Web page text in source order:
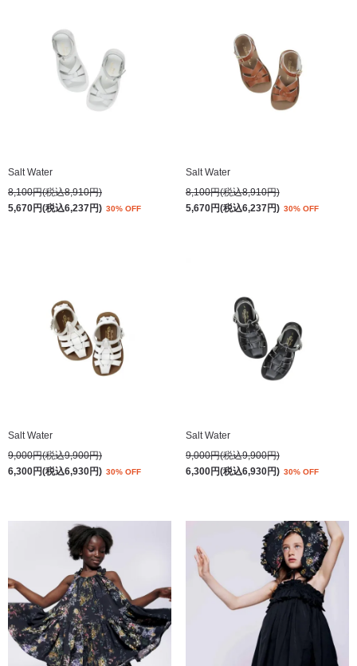
Salt Water
8,100円(税込8,910円)
5,670円(税込6,237円) 30% OFF
Salt Water
8,100円(税込8,910円)
5,670円(税込6,237円) 30% OFF
Salt Water
9,000円(税込9,900円)
6,300円(税込6,930円) 30% OFF
Salt Water
9,000円(税込9,900円)
6,300円(税込6,930円) 30% OFF